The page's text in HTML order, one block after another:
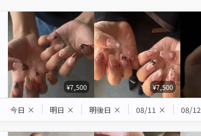
¥7,500 ¥7,500
今日 × 明日 × 明後日 × 08/11 × 08/12